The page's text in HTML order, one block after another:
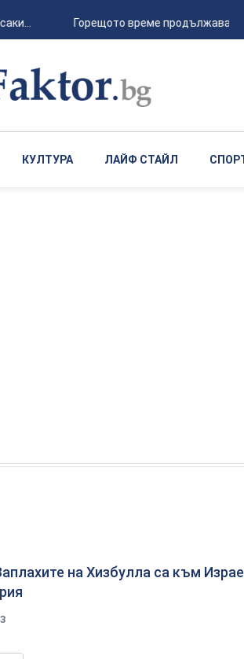
Горещото време продължава, с
КУЛТУРА ЛАЙФ СТАЙЛ
на Хизбулла са към